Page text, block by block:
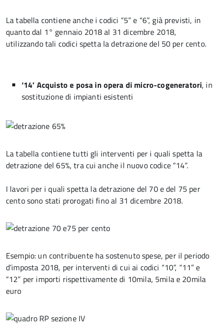
La tabella contiene anche i codici “5” e “6”, già previsti, in
quanto dal 1° gennaio 2018 al 31 dicembre 2018,
utilizzando tali codici spetta la detrazione del 50 per cento.
‘14’ Acquisto e posa in opera di micro-cogeneratori, in
sostituzione di impianti esistenti
La tabella contiene tutti gli interventi per i quali spetta la
detrazione del 65%, tra cui anche il nuovo codice “14”.
I lavori per i quali spetta la detrazione del 70 e del 75 per
cento sono stati prorogati fino al 31 dicembre 2018.
Esempio: un contribuente ha sostenuto spese, per il periodo
d’imposta 2018, per interventi di cui ai codici “10”, “11” e
“12” per importi rispettivamente di 10mila, 5mila e 20mila
euro